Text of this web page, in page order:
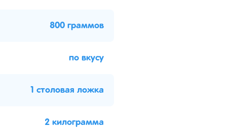
800 граммов
по вкусу
1 столовая ложка
2 килограмма